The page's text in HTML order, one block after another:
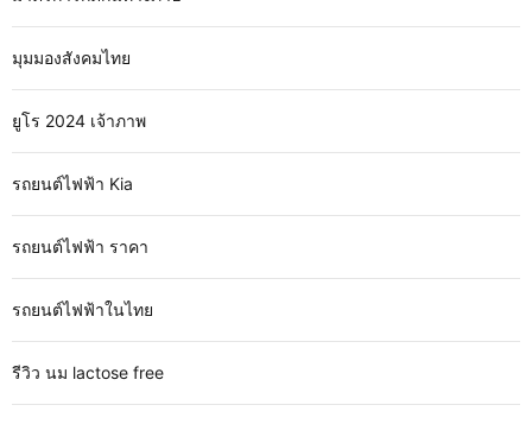
มุมมองสังคมไทย
ยูโร 2024 เจ้าภาพ
รถยนต์ไฟฟ้า Kia
รถยนต์ไฟฟ้า ราคา
รถยนต์ไฟฟ้าในไทย
รีวิว นม lactose free